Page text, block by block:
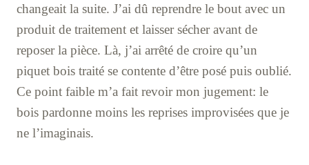
changeait la suite. J’ai dû reprendre le bout avec un
produit de traitement et laisser sécher avant de
reposer la pièce. Là, j’ai arrêté de croire qu’un
piquet bois traité se contente d’être posé puis oublié.
Ce point faible m’a fait revoir mon jugement: le
bois pardonne moins les reprises improvisées que je
ne l’imaginais.